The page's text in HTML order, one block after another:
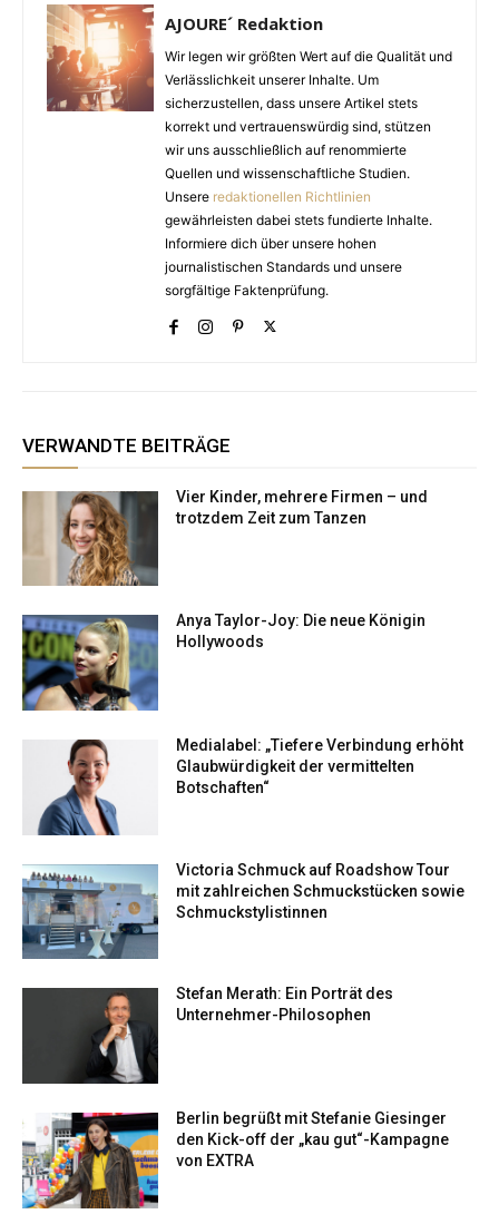
AJOURE´ Redaktion
Wir legen wir größten Wert auf die Qualität und
Verlässlichkeit unserer Inhalte. Um
sicherzustellen, dass unsere Artikel stets
korrekt und vertrauenswürdig sind, stützen
wir uns ausschließlich auf renommierte
Quellen und wissenschaftliche Studien.
Unsere redaktionellen Richtlinien
gewährleisten dabei stets fundierte Inhalte.
Informiere dich über unsere hohen
journalistischen Standards und unsere
sorgfältige Faktenprüfung.
VERWANDTE BEITRÄGE
Vier Kinder, mehrere Firmen – und
trotzdem Zeit zum Tanzen
Anya Taylor-Joy: Die neue Königin
Hollywoods
Medialabel: „Tiefere Verbindung erhöht
Glaubwürdigkeit der vermittelten
Botschaften“
Victoria Schmuck auf Roadshow Tour
mit zahlreichen Schmuckstücken sowie
Schmuckstylistinnen
Stefan Merath: Ein Porträt des
Unternehmer-Philosophen
Berlin begrüßt mit Stefanie Giesinger
den Kick-off der „kau gut“-Kampagne
von EXTRA